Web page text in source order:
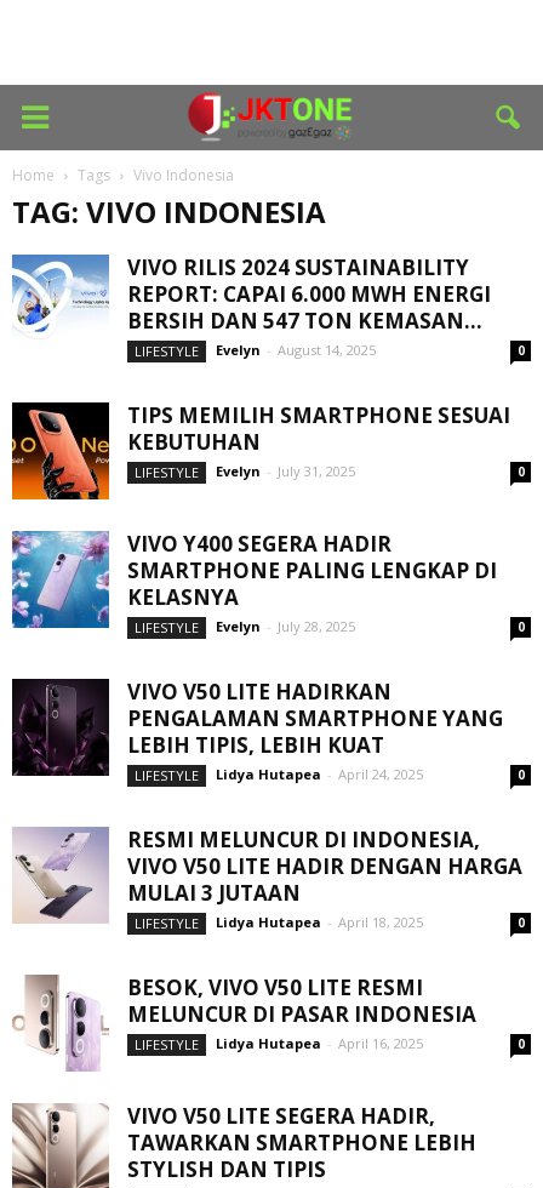
Home Tags Vivo Indonesia
TAG: VIVO INDONESIA
VIVO RILIS 2024 SUSTAINABILITY
REPORT: CAPAI 6.000 MWH ENERGI
BERSIH DAN 547 TON KEMASAN...
LIFESTYLE Evelyn - August 14, 2025 0
TIPS MEMILIH SMARTPHONE SESUAI
KEBUTUHAN
LIFESTYLE Evelyn - July 31, 2025 0
VIVO Y400 SEGERA HADIR
SMARTPHONE PALING LENGKAP DI
KELASNYA
LIFESTYLE Evelyn - July 28, 2025 0
VIVO V50 LITE HADIRKAN
PENGALAMAN SMARTPHONE YANG
LEBIH TIPIS, LEBIH KUAT
LIFESTYLE Lidya Hutapea - April 24, 2025 0
RESMI MELUNCUR DI INDONESIA,
VIVO V50 LITE HADIR DENGAN HARGA
MULAI 3 JUTAAN
LIFESTYLE Lidya Hutapea - April 18, 2025 0
BESOK, VIVO V50 LITE RESMI
MELUNCUR DI PASAR INDONESIA
LIFESTYLE Lidya Hutapea - April 16, 2025 0
VIVO V50 LITE SEGERA HADIR,
TAWARKAN SMARTPHONE LEBIH
STYLISH DAN TIPIS